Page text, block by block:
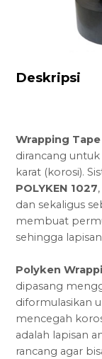
Deskripsi
Wrapping
dirancang
karat (korosi).
POLYKEN 1027
dan sekaligus
membuat
sehingga
Polyken
dipasang
diformulasikan
mencegah
adalah lapisan
rancang agar